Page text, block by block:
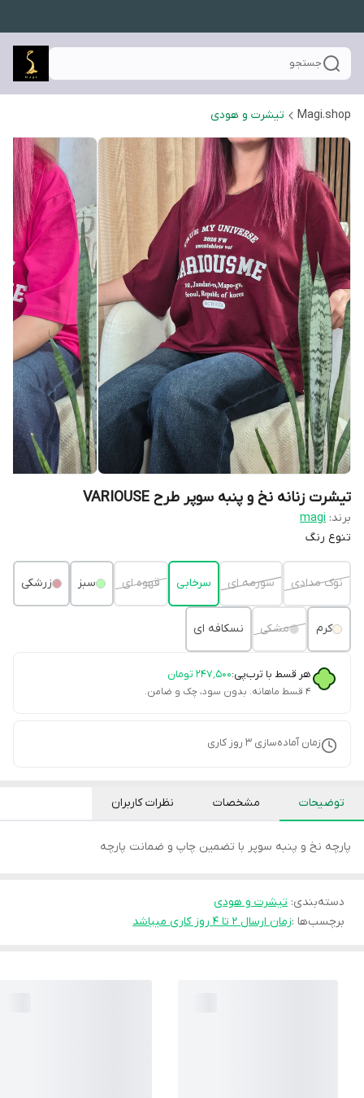
جستجو
Magi.shop تیشرت و هودی
تیشرت زنانه نخ و پنبه سوپر طرح VARIOUSE
برند: magi
تنوع رنگ
نوک مدادی سورمه ای سرخابی قهوه ای سبز زرشکی
کرم مشکی نسکافه ای
هر قسط با ترب‌پی:۲۴۷٬۵۰۰ تومان
۴ قسط ماهانه. بدون سود، چک و ضامن.
زمان آماده‌سازی 3 روز کاری
توضیحات مشخصات نظرات کاربران
پارچه نخ و پنبه سوپر با تضمین چاپ و ضمانت پارچه
دسته‌بندی: تیشرت و هودی
برچسب‌ها :زمان ارسال ۲ تا ۴ روز کاری میباشد